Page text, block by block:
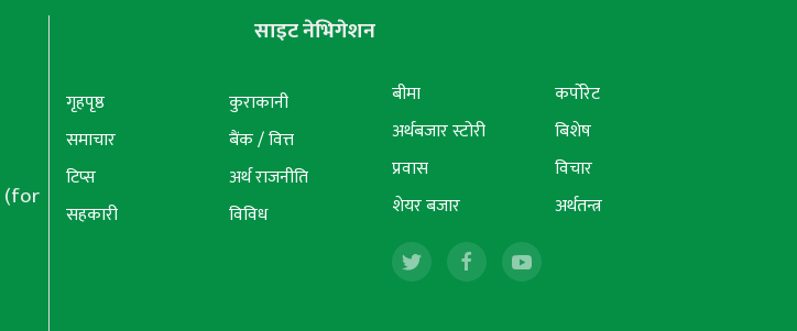
(for
साइट नेभिगेशन
गृहपृष्ठ
समाचार
टिप्स
सहकारी
कुराकानी
बैंक / वित्त
अर्थ राजनीति
विविध
बीमा
अर्थबजार स्टोरी
प्रवास
शेयर बजार
कर्पोरेट
बिशेष
विचार
अर्थतन्त्र